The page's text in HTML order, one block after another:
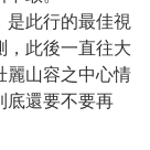
是此行的最佳視
，此後一直往大
麗山容之中心情
底還要不要再